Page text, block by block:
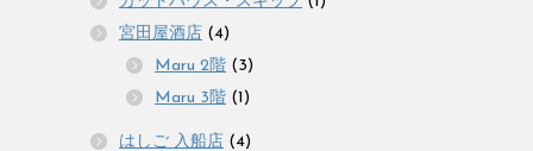
宮田屋酒店 (4)
Maru 2階 (3)
Maru 3階 (1)
はしご 入船店 (4)